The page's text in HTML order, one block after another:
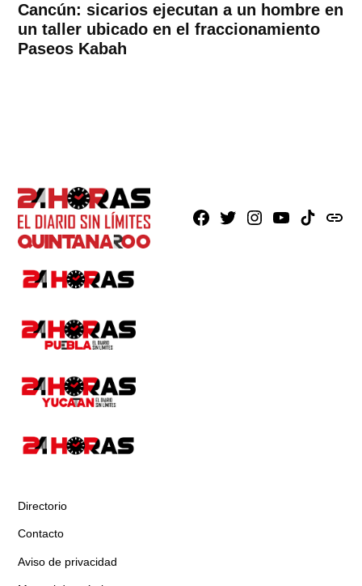
Cancún: sicarios ejecutan a un hombre en
un taller ubicado en el fraccionamiento
Paseos Kabah
Facebook
X Instagram
YoutubeTikTokissuu
Directorio
Contacto
Aviso de privacidad